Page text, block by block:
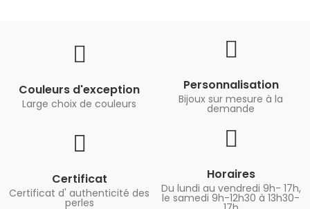
Couleurs d'exception
Large choix de couleurs
Personnalisation
Bijoux sur mesure à la
demande
Certificat
Certificat d' authenticité des
perles
Horaires
Du lundi au vendredi 9h- 17h,
le samedi 9h-12h30 à 13h30-